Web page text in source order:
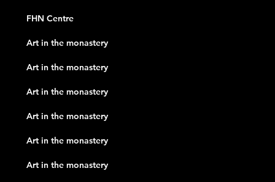
FHN Centre
Art in the monastery
Art in the monastery
Art in the monastery
Art in the monastery
Art in the monastery
Art in the monastery